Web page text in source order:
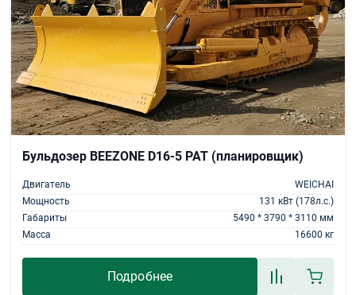
Бульдозер BEEZONE D16-5 PAT (планировщик)
Двигатель
WEICHAI
Мощность
131 кВт (178л.с.)
Габариты
5490 * 3790 * 3110 мм
Масса
16600 кг
Подробнее